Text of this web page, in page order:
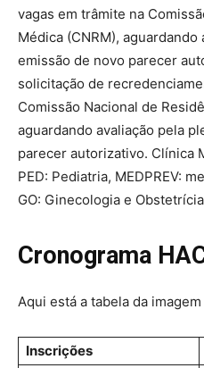
vagas em trâmite na
Médica (CNRM),
emissão de novo parecer
solicitação de
Comissão Nacional de
aguardando avaliação pela
parecer autorizativo. Clínica
PED: Pediatria, MEDPREV:
GO: Ginecologia e
Cronograma
Aqui está a tabela da
Inscrições